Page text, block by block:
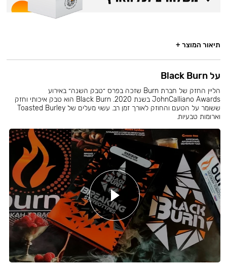
תיאור המוצר +
על Black Burn
הליין החזק של חברת Burn שזכה בפרס ״טבק השנה״ באירוע
JohnCalliano Awards בשנת 2020. Black Burn הוא טבק איכותי וחזק
ששומר על הטעם והחוזק לאורך זמן רב. עשוי מעלים של Toasted Burley
וארומות טבעיות.